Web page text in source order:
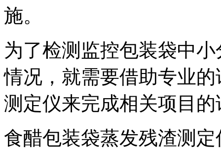
施。
为了检测监控包装袋中
情况，就需要借助专业
测定仪来完成相关项目的
食醋包装袋蒸发残渣测